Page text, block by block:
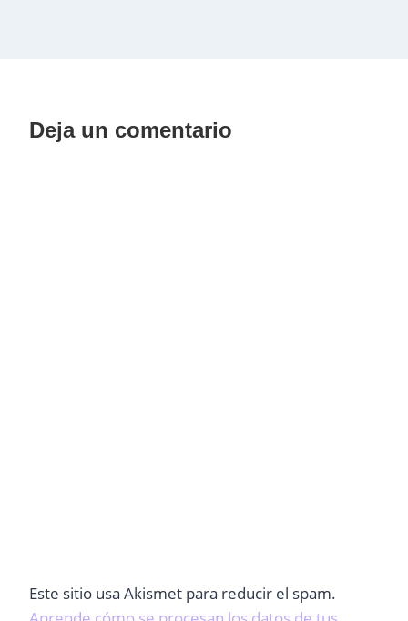
Deja un comentario
Este sitio usa Akismet para reducir el spam.